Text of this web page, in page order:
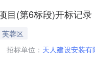
目(第6标段)开标记录
蓉区
招标单位： 天人建设安装有